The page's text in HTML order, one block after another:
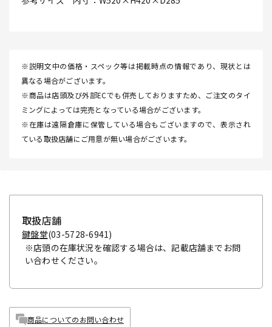
※説明文中の価格・スペック等は掲載時点の情報であり、現状とは
異なる場合がございます。
※商品は店頭及び外部ECでも併売しておりますため、ご注文のタイ
ミングによっては完売となっている場合がございます。
※在庫は遠隔倉庫に保管している場合もございますので、表示され
ている取扱店舗にご用意が無い場合がございます。
取扱店舗
鍵盤堂(03-5728-6941)
※店頭の在庫状況を確認する場合は、記載店舗までお問
い合わせください。
商品についてのお問い合わせ